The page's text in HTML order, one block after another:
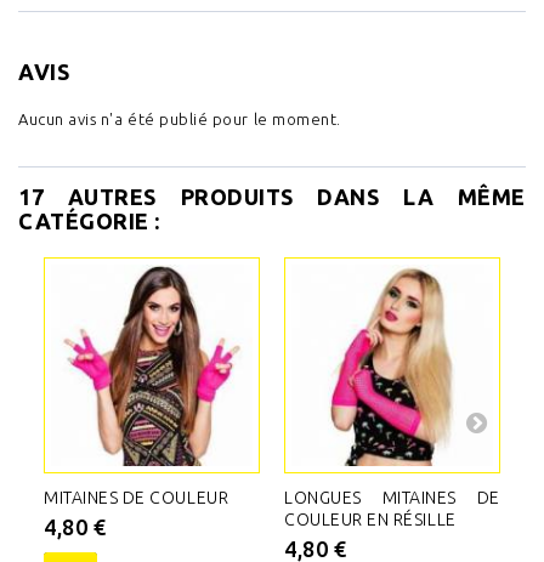
AVIS
Aucun avis n'a été publié pour le moment.
17 AUTRES PRODUITS DANS LA MÊME
CATÉGORIE :
MITAINES DE COULEUR
4,80 €
LONGUES MITAINES DE
COULEUR EN RÉSILLE
4,80 €